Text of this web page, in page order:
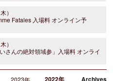
）
Fatales 入場料 オンライン予
）
さんの絶対領域参」入場料 オンライ
2023年 2022年 Archives